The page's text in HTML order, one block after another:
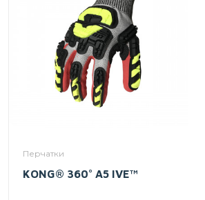
Перчатки
KONG® 360° A5 IVE™